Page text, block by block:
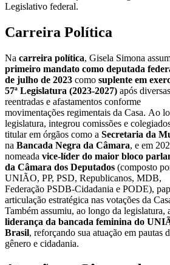
Legislativo federal.
Carreira Política
Na carreira política, Gisela Simona
primeiro mandato como deputada
de julho de 2023 como suplente em
57ª Legislatura (2023-2027) após diversas
reentradas e afastamentos conforme
movimentações regimentais da Casa. Ao
legislatura, integrou comissões e
titular em órgãos como a Secretaria da
na Bancada Negra da Câmara, e em
nomeada vice-líder do maior bloco
da Câmara dos Deputados (composto
UNIÃO, PP, PSD, Republicanos, MDB,
Federação PSDB-Cidadania e PODE),
articulação estratégica nas votações da
Também assumiu, ao longo da legislatura,
liderança da bancada feminina do
Brasil, reforçando sua atuação em pautas
gênero e cidadania.